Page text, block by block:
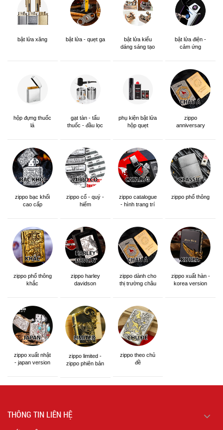
bật lửa xăng bật lửa - quẹt ga
bật lửa kiểu
dáng sáng tạo
bật lửa điện -
cảm ứng
hộp đựng thuốc
lá
gạt tàn - tẩu
thuốc - đầu lọc
phụ kiện bật lửa
hộp quẹt
zippo
anniversary
zippo bạc khối
cao cấp
zippo cổ - quý -
hiếm
zippo catalogue
- hình trang trí
zippo phổ thông
zippo phổ thông
khắc
zippo harley
davidson
zippo dành cho
thị trường châu
zippo xuất hàn -
korea version
zippo xuất nhật
- japan version
zippo limited -
zippo phiên bản
zippo theo chủ
đề
THÔNG TIN LIÊN HỆ